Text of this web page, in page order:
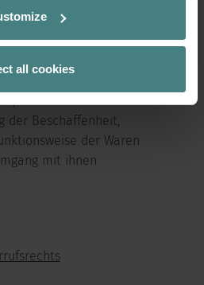
all cookies
der Rücksendung der
wenn dieser Wertverlust
der Beschaffenheit,
der Waren
mit ihnen